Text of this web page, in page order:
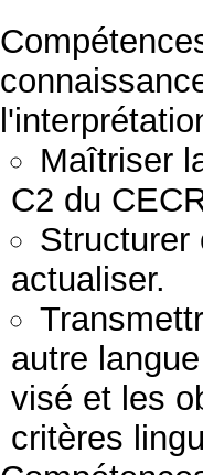
Maîtriser
C2 du
Structurer
actualiser.
autre
visé et les
critères